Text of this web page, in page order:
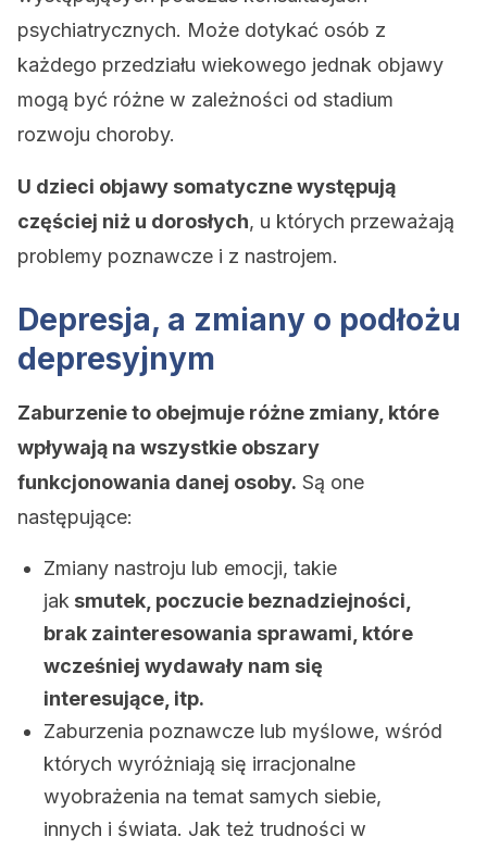
psychiatrycznych. Może dotykać osób z
każdego przedziału wiekowego jednak objawy
mogą być różne w zależności od stadium
rozwoju choroby.
U dzieci objawy somatyczne występują
częściej niż u dorosłych, u których przeważają
problemy poznawcze i z nastrojem.
Depresja, a zmiany o podłożu
depresyjnym
Zaburzenie to obejmuje różne zmiany, które
wpływają na wszystkie obszary
funkcjonowania danej osoby. Są one
następujące:
Zmiany nastroju lub emocji, takie
jak smutek, poczucie beznadziejności,
brak zainteresowania sprawami, które
wcześniej wydawały nam się
interesujące, itp.
Zaburzenia poznawcze lub myślowe, wśród
których wyróżniają się irracjonalne
wyobrażenia na temat samych siebie,
innych i świata. Jak też trudności w